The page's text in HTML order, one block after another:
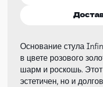
Основание стула
в цвете розового
шарм и роскошь.
эстетичен, но и